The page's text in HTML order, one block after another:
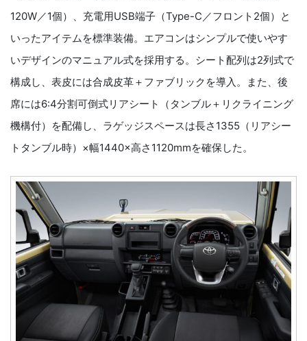
120W／1個）、充電用USB端子（Type-C／フロント2個）と
いったアイテムを標準装備。エアコンはシンプルで使いやす
いデザインのマニュアル式を採用する。シート配列は2列式で
構成し、表皮には合成皮革＋ファブリックを導入。また、後
席には6:4分割可倒式リアシート（タンブル＋リクライニング
機構付）を配備し、ラゲッジスペースは長さ1355（リアシー
トタンブル時）×幅1440×高さ1120mmを確保した。